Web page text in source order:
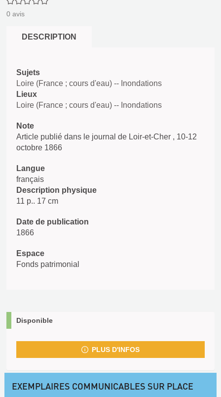
0 avis
DESCRIPTION
Sujets
Loire (France ; cours d'eau) -- Inondations
Lieux
Loire (France ; cours d'eau) -- Inondations
Note
Article publié dans le journal de Loir-et-Cher , 10-12
octobre 1866
Langue
français
Description physique
11 p.. 17 cm
Date de publication
1866
Espace
Fonds patrimonial
Disponible
PLUS D'INFOS
EXEMPLAIRES COMMUNICABLES SUR PLACE